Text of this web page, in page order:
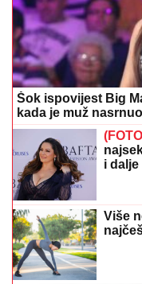
Šok ispovijest Big
kada je muž
i
Više